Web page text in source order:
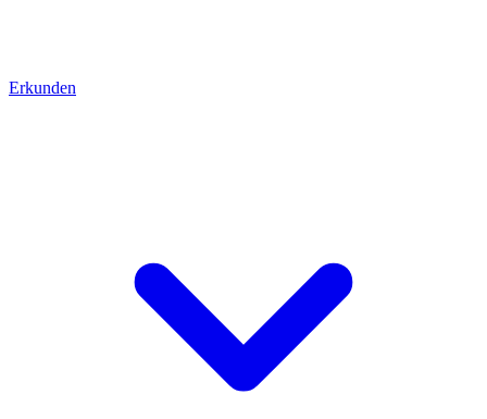
Erkunden